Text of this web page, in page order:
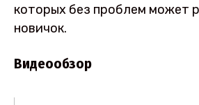
которых без проблем может
новичок.
Видеообзор